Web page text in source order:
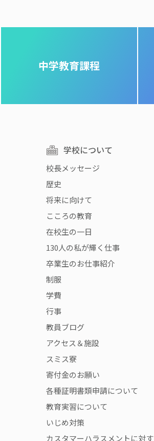
中学教育課程
学校について
校長メッセージ
歴史
将来に向けて
こころの教育
在校生の一日
130人の私が輝く仕事
卒業生のお仕事紹介
制服
学費
行事
教員ブログ
アクセス＆施設
スミス寮
寄付金のお願い
各種証明書類申請について
教育実習について
いじめ対策
カスタマーハラスメントに対す